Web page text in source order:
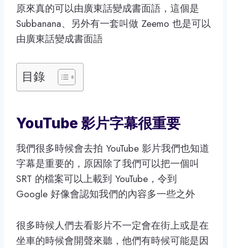
原來真的可以由廣東話變成書面語，這個是
Subbanana、另外有一套叫做 Zeemo 也是可以
由廣東話變成書面語
目錄
YouTube 影片字幕很重要
我們很多時候會去拍 YouTube 影片我們也知道
字幕是重要的，原因除了我們可以把一個叫
SRT 的檔案可以上載到 YouTube，令到
Google 好像會認知我們的內容多一些之外
很多時候人們去看影片不一定會在街上或是在
坐車的時候會開聲來聽，他們有時候可能是因